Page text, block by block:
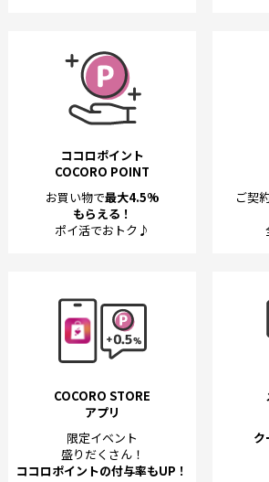
ココロポイント
COCORO POINT
お買い物で最大4.5%
もらえる！
ポイ活でおトク♪
ご契
COCORO STORE
アプリ
限定イベント
盛りだくさん！
ココロポイントの付与率もUP！
ク